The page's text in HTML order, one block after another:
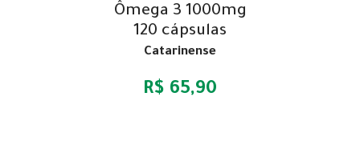
Ômega 3 1000mg
120 cápsulas
Catarinense
R$ 65,90